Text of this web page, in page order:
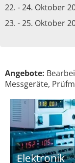
22. - 24. Oktober
23. - 25. Oktober
Angebote:
Messgeräte,
Elektronik